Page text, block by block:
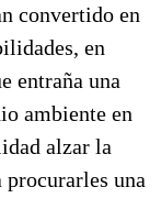
convertido en
en
entraña una
ambiente en
alzar la
procurarles una